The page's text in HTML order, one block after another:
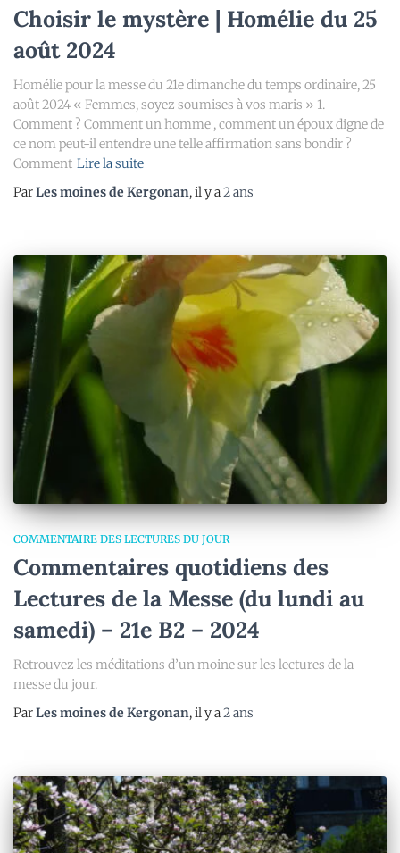
Choisir le mystère | Homélie du 25
août 2024
Homélie pour la messe du 21e dimanche du temps ordinaire, 25
août 2024 « Femmes, soyez soumises à vos maris » 1.
Comment ? Comment un homme , comment un époux digne de
ce nom peut-il entendre une telle affirmation sans bondir ?
Comment Lire la suite
ParLes moines de Kergonan, il y a2 ans
COMMENTAIRE DES LECTURES DU JOUR
Commentaires quotidiens des
Lectures de la Messe (du lundi au
samedi) – 21e B2 – 2024
Retrouvez les méditations d’un moine sur les lectures de la
messe du jour.
ParLes moines de Kergonan, il y a2 ans